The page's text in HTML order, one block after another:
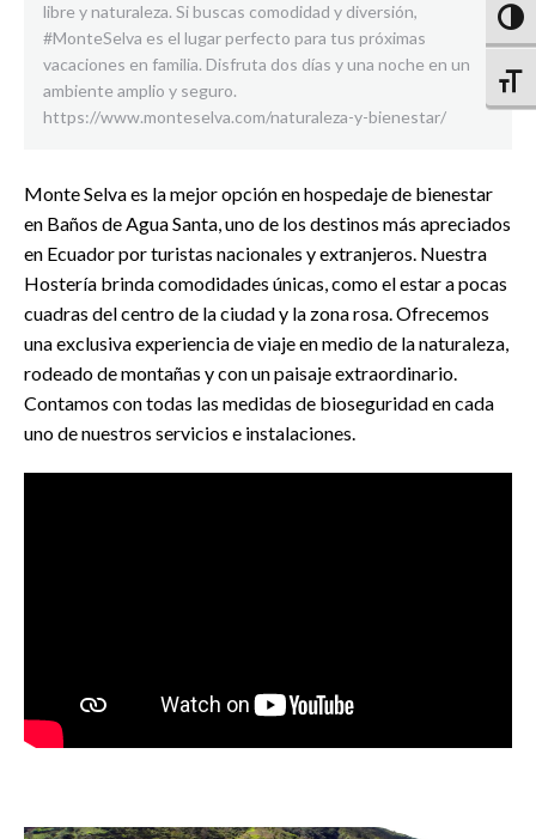
libre y naturaleza. Si buscas comodidad y diversión,
#MonteSelva es el lugar perfecto para tus próximas
vacaciones en familia. Disfruta dos días y una noche en un
ambiente amplio y seguro.
https://www.monteselva.com/naturaleza-y-bienestar/
Monte Selva es la mejor opción en hospedaje de bienestar
en Baños de Agua Santa, uno de los destinos más apreciados
en Ecuador por turistas nacionales y extranjeros. Nuestra
Hostería brinda comodidades únicas, como el estar a pocas
cuadras del centro de la ciudad y la zona rosa. Ofrecemos
una exclusiva experiencia de viaje en medio de la naturaleza,
rodeado de montañas y con un paisaje extraordinario.
Contamos con todas las medidas de bioseguridad en cada
uno de nuestros servicios e instalaciones.